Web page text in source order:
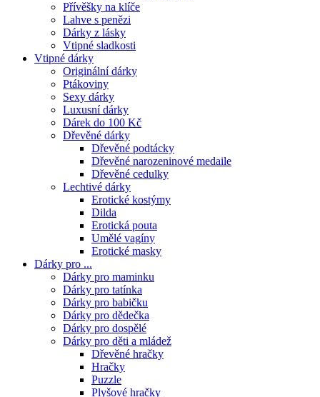
Přívěšky na klíče
Lahve s penězi
Dárky z lásky
Vtipné sladkosti
Vtipné dárky
Originální dárky
Ptákoviny
Sexy dárky
Luxusní dárky
Dárek do 100 Kč
Dřevěné dárky
Dřevěné podtácky
Dřevěné narozeninové medaile
Dřevěné cedulky
Lechtivé dárky
Erotické kostýmy
Dilda
Erotická pouta
Umělé vagíny
Erotické masky
Dárky pro ...
Dárky pro maminku
Dárky pro tatínka
Dárky pro babičku
Dárky pro dědečka
Dárky pro dospělé
Dárky pro děti a mládež
Dřevěné hračky
Hračky
Puzzle
Plyšové hračky